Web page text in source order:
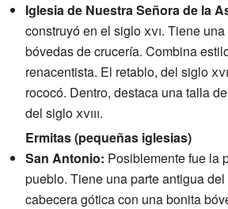
Iglesia de Nuestra Señora de la
construyó en el sigloxvi. Tiene
bóvedas de crucería. Combina
renacentista. El retablo, del siglo
rococó. Dentro, destaca una talla
del sigloxviii.
Ermitas (pequeñas iglesias)
San Antonio: Posiblemente fue la
pueblo. Tiene una parte antigua
cabecera gótica con una bonita